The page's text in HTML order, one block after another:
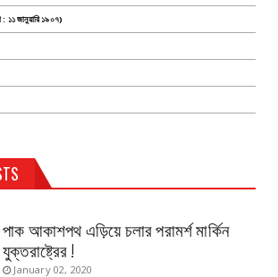
: ১১ জানুয়ারি ১৯০৭)
August 14, 2019
পাক আকাশপথ এড়িয়ে চলার পরামর্শ মার্কিন
যুক্তরাষ্ট্রের !
January 02, 2020